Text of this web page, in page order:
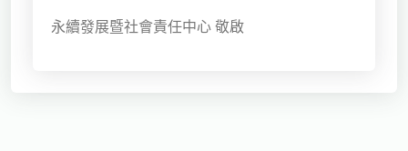
永續發展暨社會責任中心 敬啟